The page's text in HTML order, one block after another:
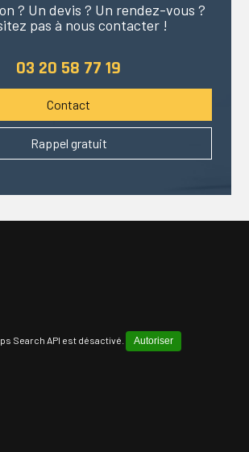
? Un devis ? Un rendez-vous ?
pas à nous contacter !
03 20 58 77 19
Contact
Rappel gratuit
Search API est désactivé. Autoriser